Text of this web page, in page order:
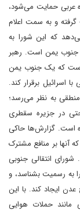
عربی حمایت می‌شود،
و به سمت اعلام
که این شورا به
جنوب یمن است. رهبر
است که یک جنوب یمن
اسرائیل برقرار کند.
منطقی به نظر می‌رسد؛
در جزیره سقطری
است. گزارش‌ها حاکی
آنها بر منافع مشترک
انتقالی جنوبی
به رسمیت بشناسد، و
ایجاد کند. با این
حملات هوایی